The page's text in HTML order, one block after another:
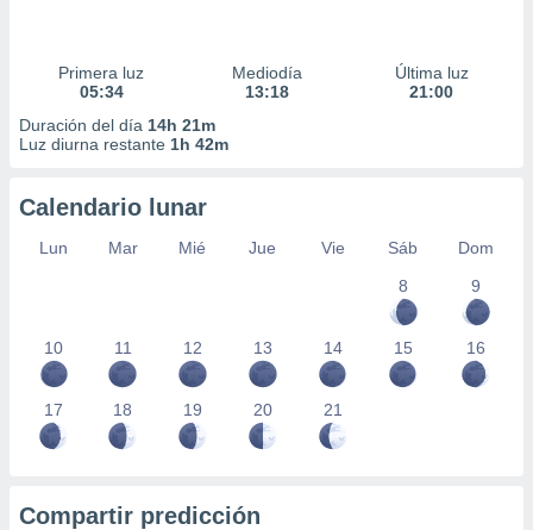
Primera luz
05:34
Mediodía
13:18
Última luz
21:00
Duración del día 14h 21m
Luz diurna restante 1h 42m
Calendario lunar
Lun Mar Mié Jue Vie Sáb
Dom
8
9
10 11 12 13 14 15 16
17 18 19 20 21
Compartir predicción